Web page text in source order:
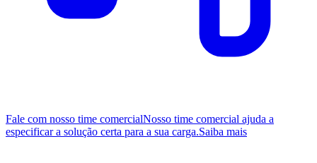
Fale com nosso time comercialNosso time comercial ajuda a
especificar a solução certa para a sua carga.Saiba mais